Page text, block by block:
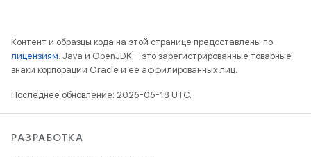
Контент и образцы кода на этой странице предоставлены по
лицензиям. Java и OpenJDK – это зарегистрированные товарные
знаки корпорации Oracle и ее аффилированных лиц.
Последнее обновление: 2026-06-18 UTC.
РАЗРАБОТКА